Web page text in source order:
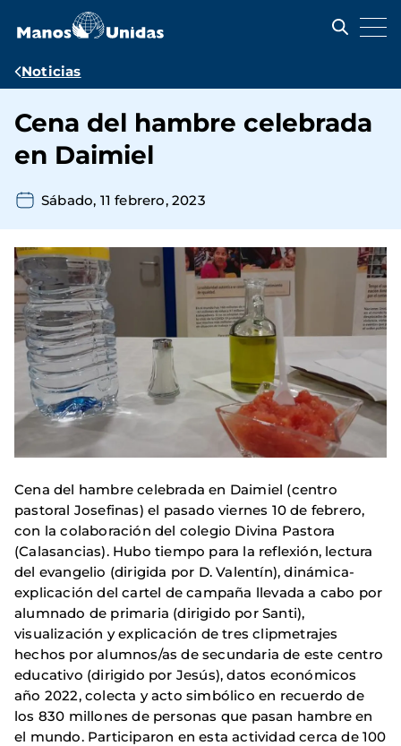
contenido
Ruta
navegación
Noticias
Cena del hambre celebrada
en Daimiel
Sábado, 11 febrero, 2023
Cena del hambre celebrada en Daimiel (centro
pastoral Josefinas) el pasado viernes 10 de febrero,
con la colaboración del colegio Divina Pastora
(Calasancias). Hubo tiempo para la reflexión, lectura
del evangelio (dirigida por D. Valentín), dinámica-
explicación del cartel de campaña llevada a cabo por
alumnado de primaria (dirigido por Santi),
visualización y explicación de tres clipmetrajes
hechos por alumnos/as de secundaria de este centro
educativo (dirigido por Jesús), datos económicos
año 2022, colecta y acto simbólico en recuerdo de
los 830 millones de personas que pasan hambre en
el mundo. Participaron en esta actividad cerca de 100